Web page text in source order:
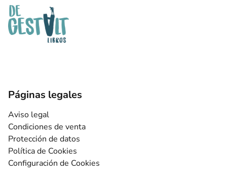
Páginas legales
Aviso legal
Condiciones de venta
Protección de datos
Política de Cookies
Configuración de Cookies